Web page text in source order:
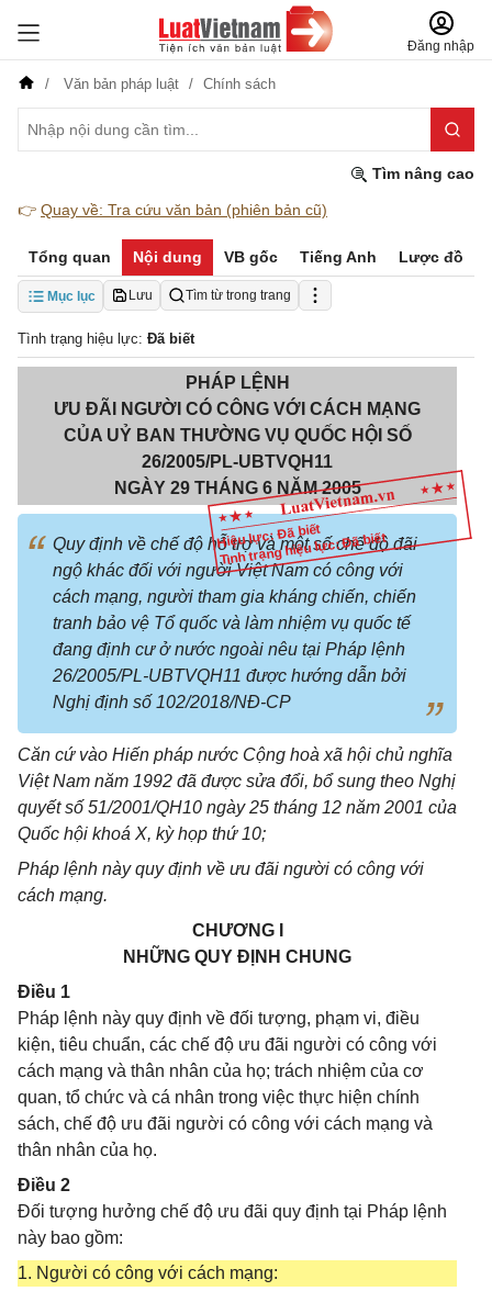
Đăng nhập
Văn bản pháp luật Chính sách
Tìm nâng cao
👉 Quay về: Tra cứu văn bản (phiên bản cũ)
Tổng quan Nội dung VB gốc Tiếng Anh Lược đồ
Mục lục Lưu Tìm từ trong trang
Tình trạng hiệu lực: Đã biết
Hiệu lực: Đã biết
Tình trạng hiệu lực: Đã biết
PHÁP LỆNH
ƯU ĐÃI NGƯỜI CÓ CÔNG VỚI CÁCH MẠNG
CỦA UỶ BAN THƯỜNG VỤ QUỐC HỘI SỐ
26/2005/PL-UBTVQH11
NGÀY 29 THÁNG 6 NĂM 2005
Quy định về chế độ hỗ trợ và một số chế độ đãi
ngộ khác đối với người Việt Nam có công với
cách mạng, người tham gia kháng chiến, chiến
tranh bảo vệ Tổ quốc và làm nhiệm vụ quốc tế
đang định cư ở nước ngoài nêu tại Pháp lệnh
26/2005/PL-UBTVQH11 được hướng dẫn bởi
Nghị định số 102/2018/NĐ-CP
Căn cứ vào Hiến pháp nước Cộng hoà xã hội chủ nghĩa
Việt Nam năm 1992 đã được sửa đổi, bổ sung theo Nghị
quyết số 51/2001/QH10 ngày 25 tháng 12 năm 2001 của
Quốc hội khoá X, kỳ họp thứ 10;
Pháp lệnh này quy định về ưu đãi người có công với
cách mạng.
CHƯƠNG I
NHỮNG QUY ĐỊNH CHUNG
Điều 1
Pháp lệnh này quy định về đối tượng, phạm vi, điều
kiện, tiêu chuẩn, các chế độ ưu đãi người có công với
cách mạng và thân nhân của họ; trách nhiệm của cơ
quan, tổ chức và cá nhân trong việc thực hiện chính
sách, chế độ ưu đãi người có công với cách mạng và
thân nhân của họ.
Điều 2
Đối tượng hưởng chế độ ưu đãi quy định tại Pháp lệnh
này bao gồm:
1. Người có công với cách mạng: